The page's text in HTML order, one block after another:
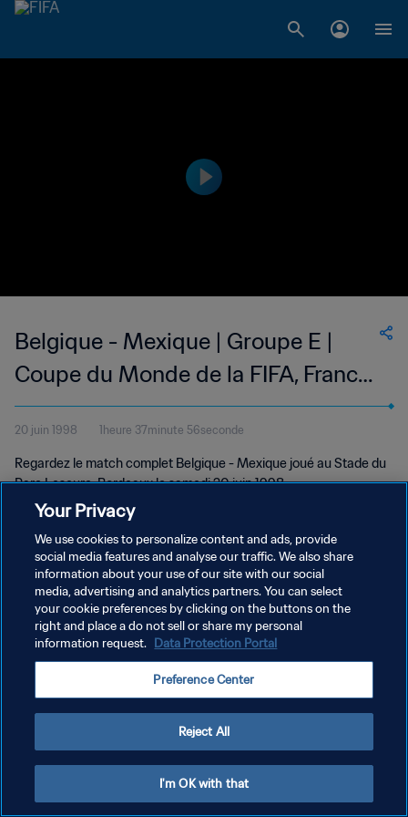
Belgique - Mexique | Groupe E |
Coupe du Monde de la FIFA, France
1998™ | Match complet
20 juin 1998 1heure 37minute 56seconde
Regardez le match complet Belgique - Mexique joué au Stade du
Parc Lescure, Bordeaux le samedi 20 juin 1998.
POLITIQUE DE CONFIDENTIALITÉ
CONDITIONS D'UTILISATION
GÉRER VOS PRÉFÉRENCES SUR LES COOKIES
Your Privacy
We use cookies to personalize content and ads, provide
social media features and analyse our traffic. We also share
information about your use of our site with our social
media, advertising and analytics partners. You can select
your cookie preferences by clicking on the buttons on the
right and place a do not sell or share my personal
information request. Data Protection Portal
Preference Center
Reject All
I'm OK with that